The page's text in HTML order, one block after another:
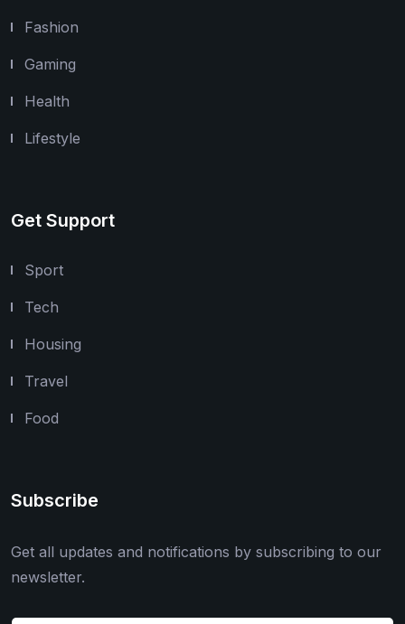
Fashion
Gaming
Health
Lifestyle
Get Support
Sport
Tech
Housing
Travel
Food
Subscribe
Get all updates and notifications by subscribing to our
newsletter.